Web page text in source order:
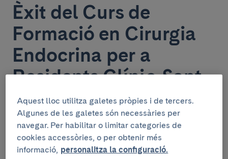
Èxit del Curs de
Formació en Cirurgia
Endocrina per a
Residents Clínic-Sant
Pau 2017
Entre els dies 29 de novembre i 1 de desembre s'ha
realitzat al serveis de Cirurgia del Clínic i de
l’Hospital de Sant Pau el "Curso de Cirugia Endocrina
para Residentes 2017" que organitza l'Asociación
Aquest lloc utilitza galetes pròpies i de tercers.
Algunes de les galetes són necessàries per
navegar. Per habilitar o limitar categories de
cookies accessòries, o per obtenir més
informació, personalitza la configuració.